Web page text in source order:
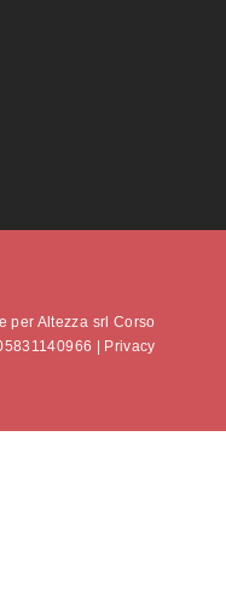
per Altezza srl Corso
|
Privacy